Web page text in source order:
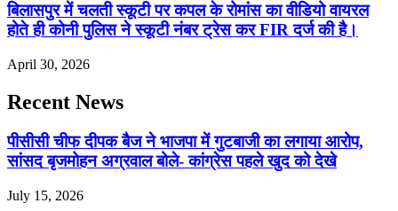
बिलासपुर में चलती स्कूटी पर कपल के रोमांस का वीडियो वायरल
होते ही कोनी पुलिस ने स्कूटी नंबर ट्रेस कर FIR दर्ज की है।
April 30, 2026
Recent News
पीसीसी चीफ दीपक बैज ने भाजपा में गुटबाजी का लगाया आरोप,
सांसद बृजमोहन अग्रवाल बोले- कांग्रेस पहले खुद को देखे
July 15, 2026